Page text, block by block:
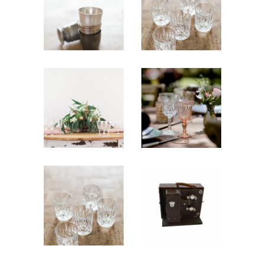
Argent
« Michel » –
Le lot
Ciselé
2,10€
– Ciselé
2,30€
Verre à vin
– Rosalie
2,50€
Verre à
Whisky
« Didier »
1,90€
Visionneuse
« Vintage »
9,00€